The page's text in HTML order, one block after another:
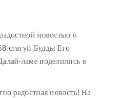
новостью о
статуй Будды Его
ламе поделились в
радостная новость! На